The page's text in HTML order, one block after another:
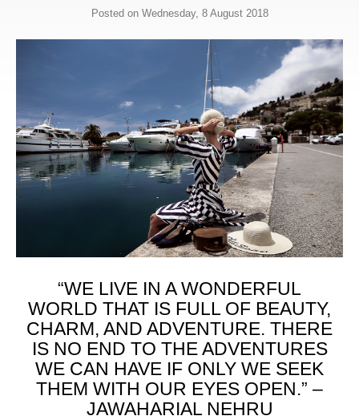
Posted on Wednesday, 8 August 2018
“WE LIVE IN A WONDERFUL
WORLD THAT IS FULL OF BEAUTY,
CHARM, AND ADVENTURE. THERE
IS NO END TO THE ADVENTURES
WE CAN HAVE IF ONLY WE SEEK
THEM WITH OUR EYES OPEN.” –
JAWAHARIAL NEHRU